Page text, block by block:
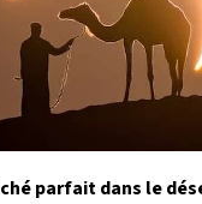
parfait dans le